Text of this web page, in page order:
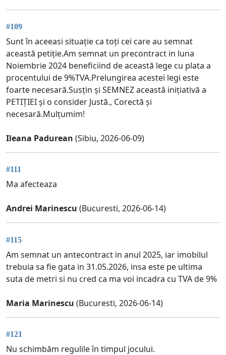
#109
Sunt în aceeasi situație ca toți cei care au semnat
această petiție.Am semnat un precontract in luna
Noiembrie 2024 beneficiind de această lege cu plata a
procentului de 9%TVA.Prelungirea acestei legi este
foarte necesară.Susțin și SEMNEZ această inițiativă a
PETIȚIEI și o consider Justă., Corectă și
necesară.Mulțumim!
Ileana Padurean (Sibiu, 2026-06-09)
#111
Ma afecteaza
Andrei Marinescu (Bucuresti, 2026-06-14)
#115
Am semnat un antecontract in anul 2025, iar imobilul
trebuia sa fie gata in 31.05.2026, insa este pe ultima
suta de metri si nu cred ca ma voi incadra cu TVA de 9%
Maria Marinescu (Bucuresti, 2026-06-14)
#121
Nu schimbăm regulile în timpul jocului.